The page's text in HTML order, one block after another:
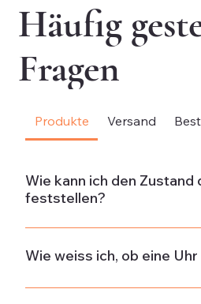
Häufig
Fragen
Produkte Versand
Wie kann ich den Zustand
feststellen?
NeuDie Uhr ist neu und weist
auf.Neuwertig & ungetragenDie
alten Beständen stammt, kann
Wie weiss ich, ob eine
Die Verfügbarkeit wird in der